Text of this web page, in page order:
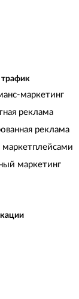
трафик
маркетинг
реклама
реклама
маркетплейсами
маркетинг